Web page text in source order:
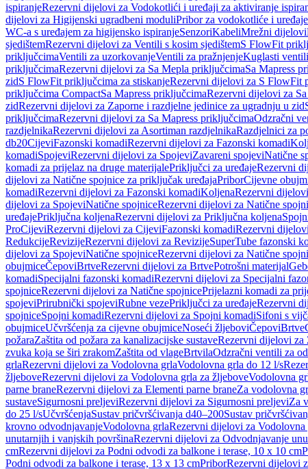
ispiranjeRezervni dijelovi za Vodokotlići i uređaji za aktiviranje
dijelovi za Higijenski ugradbeni moduliPribor za vodokotliće i
WC-a s uređajem za higijensko ispiranjeSenzoriKabeliMrežni dijelovi
sjedištemRezervni dijelovi za Ventili s kosim sjedištemS FlowFit
priključcimaVentili za uzorkovanjeVentili za pražnjenjeKuglasti ventili
priključcimaRezervni dijelovi za Sa Mepla priključcimaSa Mapress
zidS FlowFit priključcima za stiskanjeRezervni dijelovi za S FlowFit
priključcima CompactSa Mapress priključcimaRezervni dijelovi za
zidRezervni dijelovi za Zaporne i razdjelne jedinice za ugradnju u zid
priključcimaRezervni dijelovi za Sa Mapress priključcimaOdzračni
razdjelnikaRezervni dijelovi za Asortiman razdjelnikaRazdjelnici za
db20CijeviFazonski komadiRezervni dijelovi za Fazonski komadi
komadiSpojeviRezervni dijelovi za SpojeviZavareni spojeviNatične
komadi za prijelaz na druge materijalePriključci za uređajeRezervni
dijelovi za Natične spojnice za priključak uređajaPriborCijevne
komadiRezervni dijelovi za Fazonski komadiKoljenaRezervni
dijelovi za SpojeviNatične spojniceRezervni dijelovi za Natične
uređajePriključna koljenaRezervni dijelovi za Priključna koljena
ProCijeviRezervni dijelovi za CijeviFazonski komadiRezervni
RedukcijeRevizijeRezervni dijelovi za RevizijeSuperTube fazonski
dijelovi za SpojeviNatične spojniceRezervni dijelovi za Natične
obujmiceČepoviBrtveRezervni dijelovi za BrtvePotrošni materijal
komadiSpecijalni fazonski komadiRezervni dijelovi za Specijalni
spojniceRezervni dijelovi za Natične spojnicePrijelazni komadi za
spojeviPrirubnički spojeviRubne vezePriključci za uređajeRezervni
spojniceSpojni komadiRezervni dijelovi za Spojni komadiSifoni s
obujmiceUčvršćenja za cijevne obujmiceNoseći žljeboviČepoviBrtve
požaraZaštita od požara za kanalizacijske sustaveRezervni dijelovi za
zvuka koja se širi zrakomZaštita od vlageBrtvilaOdzračni ventili za
grlaRezervni dijelovi za Vodolovna grlaVodolovna grla do 12 l/s
žljeboveRezervni dijelovi za Vodolovna grla za žljeboveVodolovna
parne braneRezervni dijelovi za Elementi parne braneZa vodolovna
sustaveSigurnosni preljeviRezervni dijelovi za Sigurnosni preljeviZa
do 25 l/sUčvršćenjaSustav pričvršćivanja d40–200Sustav
krovno odvodnjavanjeVodolovna grlaRezervni dijelovi za Vodolovna
unutarnjih i vanjskih površinaRezervni dijelovi za Odvodnjavanje
cmRezervni dijelovi za Podni odvodi za balkone i terase, 10 x 10 cm
Podni odvodi za balkone i terase, 13 x 13 cmPriborRezervni dijelovi